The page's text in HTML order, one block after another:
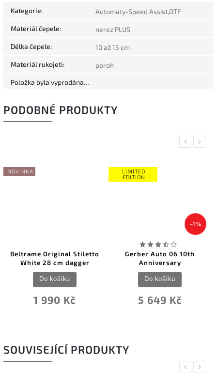
Kategorie: Automaty-Speed Assist,OTF
Materiál čepele: nerez PLUS
Délka čepele: 10 až 15 cm
Materiál rukojeti: paroh
Položka byla vyprodána…
PODOBNÉ PRODUKTY
Previous
NOVINKA
Beltrame Original Stiletto
White 28 cm dagger
1 990 Kč
Do košíku
LIMITED
EDITION
–1 %
Gerber Auto 06 10th
Anniversary
5 649 Kč
Do košíku
Next
SOUVISEJÍCÍ PRODUKTY
Previous
Next